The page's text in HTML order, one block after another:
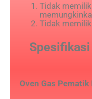
Tidak
Tidak
Oven Gas Pematik